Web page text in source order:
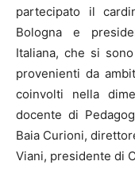
partecipato il
Bologna e
Italiana, che si
provenienti da
coinvolti nella
docente di
Baia Curioni,
Viani, presidente di